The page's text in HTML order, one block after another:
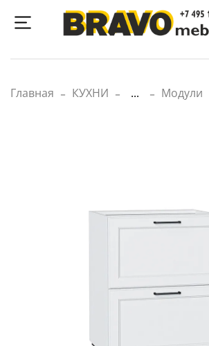
Главная КУХНИ ... Модули